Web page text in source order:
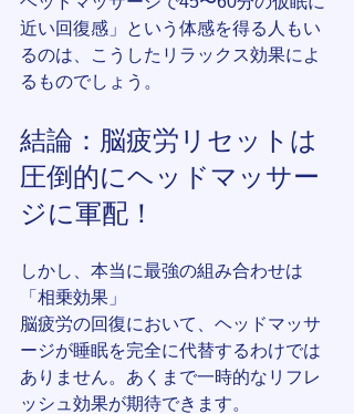
近い回復感」という体感を得る人もい
るのは、こうしたリラックス効果によ
るものでしょう。
結論：脳疲労リセットは
圧倒的にヘッドマッサー
ジに軍配！
しかし、本当に最強の組み合わせは
「相乗効果」
脳疲労の回復において、ヘッドマッサ
ージが睡眠を完全に代替するわけでは
ありません。あくまで一時的なリフレ
ッシュ効果が期待できます。